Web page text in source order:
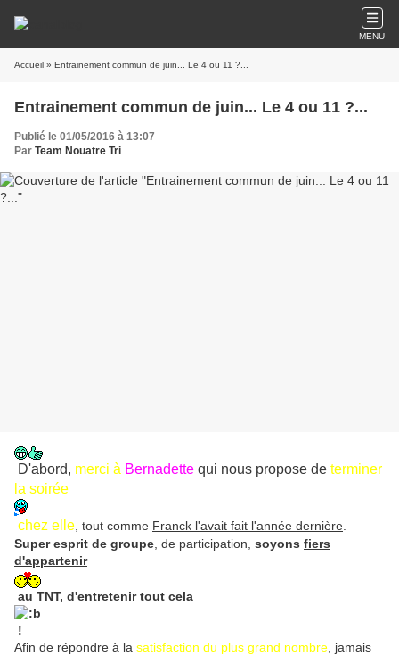
MENU
Accueil » Entrainement commun de juin... Le 4 ou 11 ?...
Entrainement commun de juin... Le 4 ou 11 ?...
Publié le 01/05/2016 à 13:07
Par Team Nouatre Tri
D'abord, merci à Bernadette qui nous propose de terminer
la soirée
chez elle , tout comme Franck l'avait fait l'année dernière
Super esprit de groupe , de participation, soyons fiers
d'appartenir
au TNT, d'entretenir tout cela
!
Afin de répondre à la satisfaction du plus grand nombre , jamais